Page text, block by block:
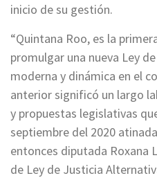
inicio de su gestión.
“Quintana Roo, es la
promulgar una nueva Ley
moderna y dinámica en el
anterior significó un largo
y propuestas legislativas
septiembre del 2020
entonces diputada Roxana
de Ley de Justicia